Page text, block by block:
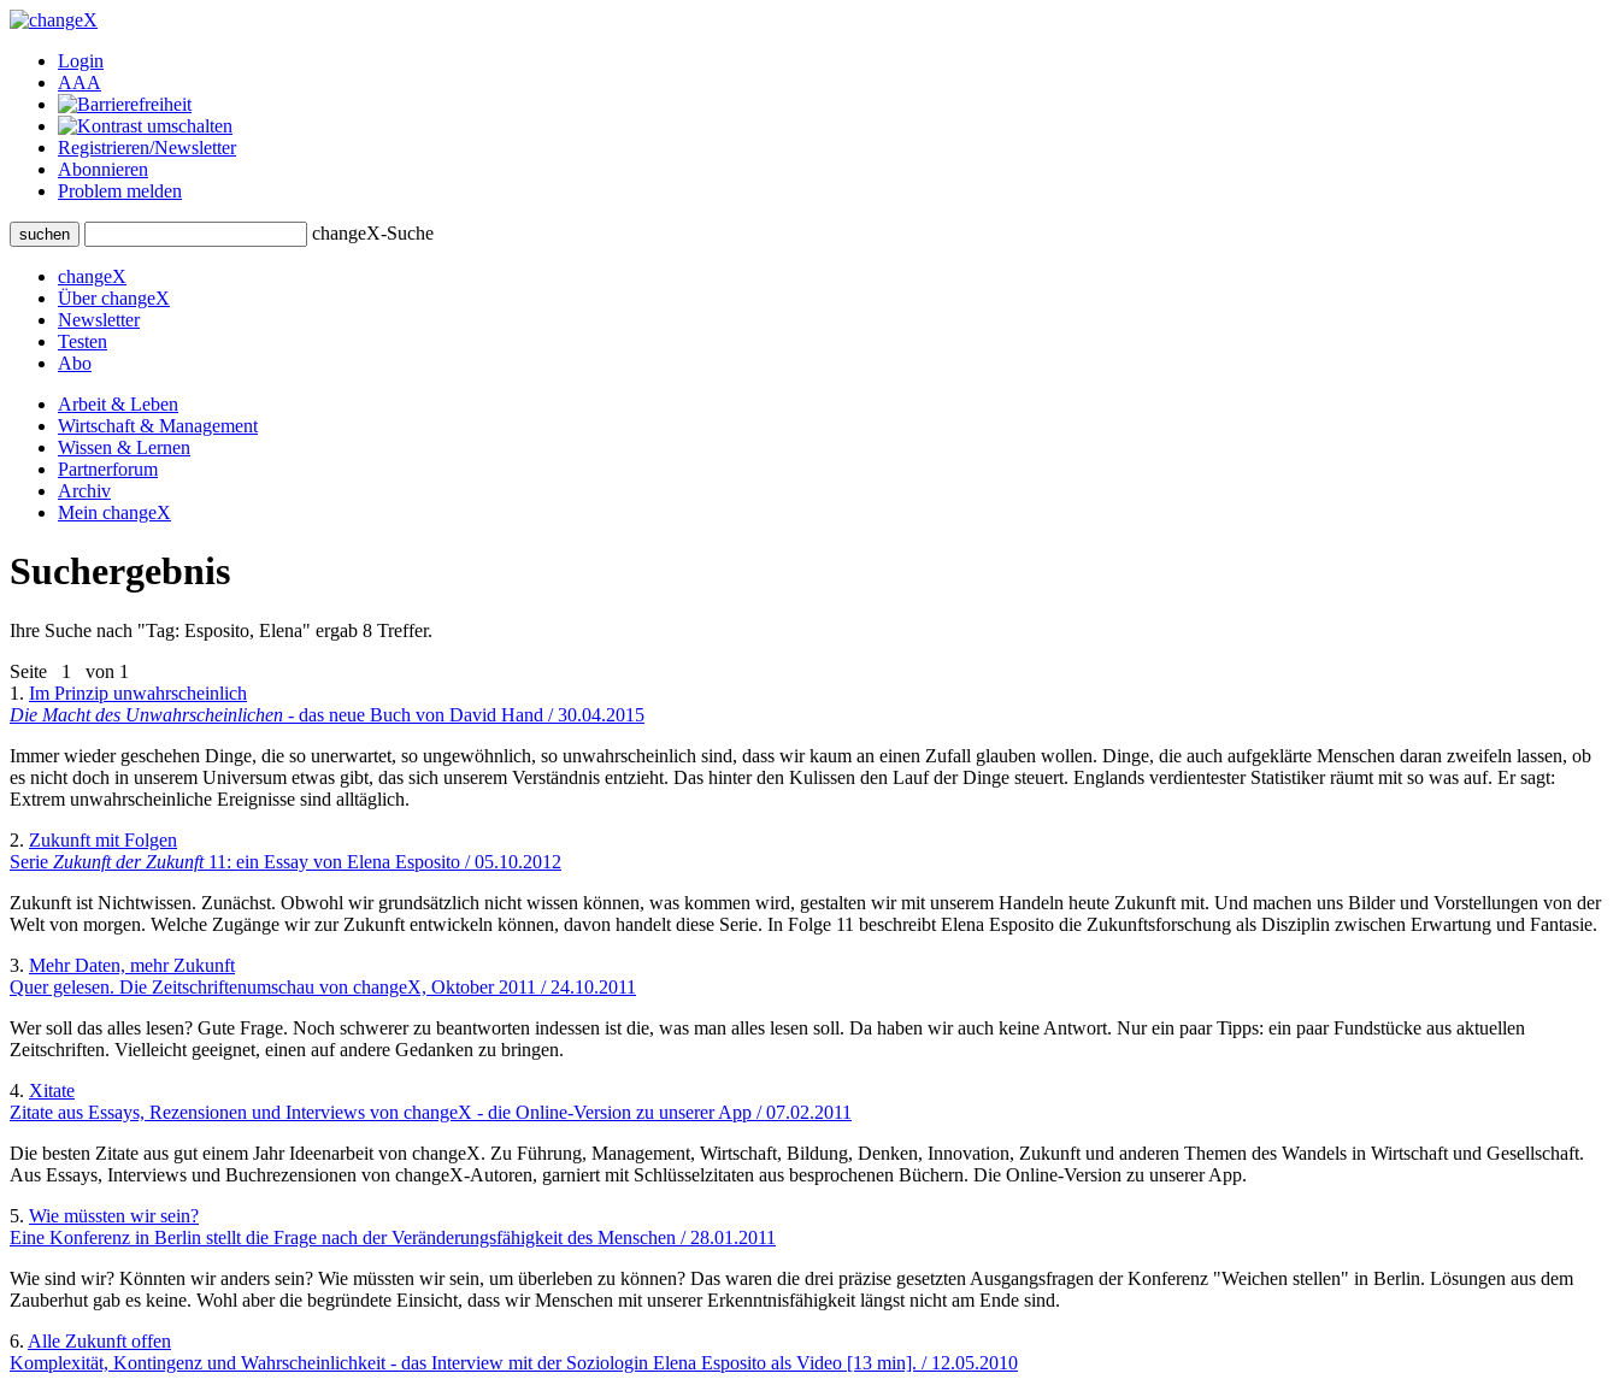
Login
AAA
Registrieren/Newsletter
Abonnieren
Problem melden
suchen changeX-Suche
changeX
Über changeX
Newsletter
Testen
Abo
Arbeit & Leben
Wirtschaft & Management
Wissen & Lernen
Partnerforum
Archiv
Mein changeX
Suchergebnis
Ihre Suche nach "Tag: Esposito, Elena" ergab 8 Treffer.
Seite 1
von 1
1. Im Prinzip unwahrscheinlich
Die Macht des Unwahrscheinlichen - das neue Buch von David Hand / 30.04.2015
Immer wieder geschehen Dinge, die so unerwartet, so ungewöhnlich, so unwahrscheinlich sind, dass wir kaum an einen Zufall glauben wollen. Dinge, die auch aufgeklärte Menschen daran zweifeln lassen, ob
es nicht doch in unserem Universum etwas gibt, das sich unserem Verständnis entzieht. Das hinter den Kulissen den Lauf der Dinge steuert. Englands verdientester Statistiker räumt mit so was auf. Er sagt:
Extrem unwahrscheinliche Ereignisse sind alltäglich.
2. Zukunft mit Folgen
Serie Zukunft der Zukunft11: ein Essay von Elena Esposito / 05.10.2012
Zukunft ist Nichtwissen. Zunächst. Obwohl wir grundsätzlich nicht wissen können, was kommen wird, gestalten wir mit unserem Handeln heute Zukunft mit. Und machen uns Bilder und Vorstellungen von der
Welt von morgen. Welche Zugänge wir zur Zukunft entwickeln können, davon handelt diese Serie. In Folge 11 beschreibt Elena Esposito die Zukunftsforschung als Disziplin zwischen Erwartung und Fantasie.
3. Mehr Daten, mehr Zukunft
Quer gelesen. Die Zeitschriftenumschau von changeX, Oktober 2011 / 24.10.2011
Wer soll das alles lesen? Gute Frage. Noch schwerer zu beantworten indessen ist die, was man alles lesen soll. Da haben wir auch keine Antwort. Nur ein paar Tipps: ein paar Fundstücke aus aktuellen
Zeitschriften. Vielleicht geeignet, einen auf andere Gedanken zu bringen.
4. Xitate
Zitate aus Essays, Rezensionen und Interviews von changeX - die Online-Version zu unserer App / 07.02.2011
Die besten Zitate aus gut einem Jahr Ideenarbeit von changeX. Zu Führung, Management, Wirtschaft, Bildung, Denken, Innovation, Zukunft und anderen Themen des Wandels in Wirtschaft und Gesellschaft.
Aus Essays, Interviews und Buchrezensionen von changeX-Autoren, garniert mit Schlüsselzitaten aus besprochenen Büchern. Die Online-Version zu unserer App.
5. Wie müssten wir sein?
Eine Konferenz in Berlin stellt die Frage nach der Veränderungsfähigkeit des Menschen / 28.01.2011
Wie sind wir? Könnten wir anders sein? Wie müssten wir sein, um überleben zu können? Das waren die drei präzise gesetzten Ausgangsfragen der Konferenz "Weichen stellen" in Berlin. Lösungen aus dem
Zauberhut gab es keine. Wohl aber die begründete Einsicht, dass wir Menschen mit unserer Erkenntnisfähigkeit längst nicht am Ende sind.
6. Alle Zukunft offen
Komplexität, Kontingenz und Wahrscheinlichkeit - das Interview mit der Soziologin Elena Esposito als Video [13 min]. / 12.05.2010